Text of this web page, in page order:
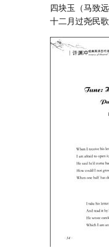
四块玉（马致远
十二月过尧民歌